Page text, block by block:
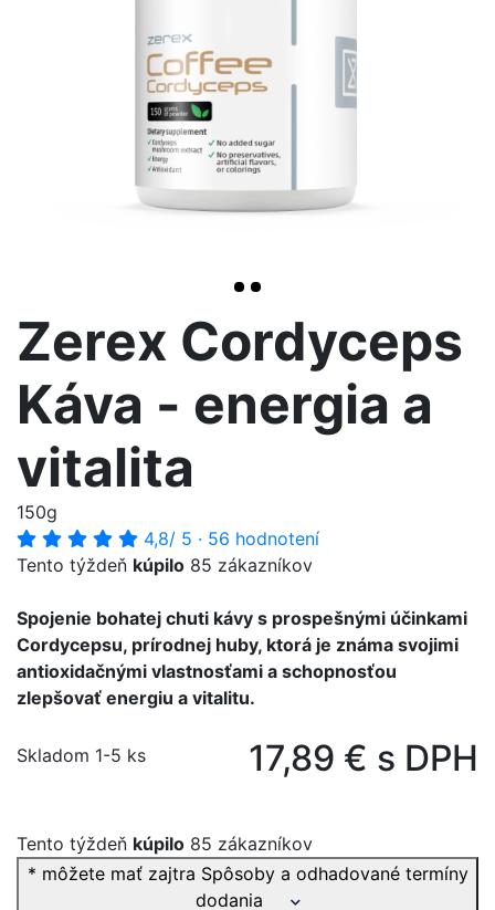
Zerex Cordyceps
Káva - energia a
vitalita
150g
4,8/ 5 · 56 hodnotení
Tento týždeň kúpilo 85 zákazníkov
Spojenie bohatej chuti kávy s prospešnými účinkami
Cordycepsu, prírodnej huby, ktorá je známa svojimi
antioxidačnými vlastnosťami a schopnosťou
zlepšovať energiu a vitalitu.
Skladom 1-5 ks 17,89 € s DPH
Tento týždeň kúpilo 85 zákazníkov
* môžete mať zajtra Spôsoby a odhadované termíny
dodania